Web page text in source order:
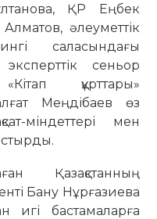
ҚР Еңбек
Алматов, әлеуметтік
саласындағы
сеньор
құрттары»
Меңдібаев өз
міндеттері мен
Қазақстанның
Бану Нұрғазиева
игі бастамаларға